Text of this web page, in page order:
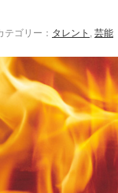
テゴリー： タレント , 芸能